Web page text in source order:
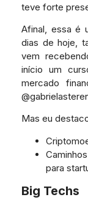
teve forte
Afinal, essa é
dias de hoje,
vem
início um
mercado
Mas eu
para
Big Techs